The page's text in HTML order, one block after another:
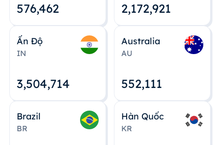
576,463 2,172,922
Ấn Độ
IN
3,504,715
Australia
AU
552,112
Brazil
BR
Hàn Quốc
KR